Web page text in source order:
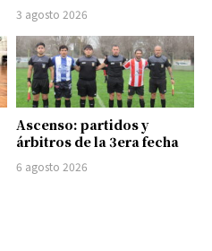
3 agosto 2026
Ascenso: partidos y
árbitros de la 3era fecha
6 agosto 2026